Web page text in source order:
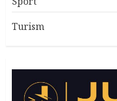
Turism